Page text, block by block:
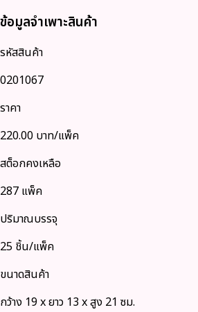
ข้อมูลจำเพาะสินค้า
รหัสสินค้า
0201067
ราคา
220.00 บาท/แพ็ค
สต็อกคงเหลือ
287 แพ็ค
ปริมาณบรรจุ
25 ชิ้น/แพ็ค
ขนาดสินค้า
กว้าง 19 x ยาว 13 x สูง 21 ซม.